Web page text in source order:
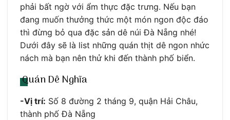
phải bất ngờ với ẩm thực đặc trưng. Nếu bạn
đang muốn thưởng thức một món ngon độc đáo
thì đừng bỏ qua đặc sản dê núi Đà Nẵng nhé!
Dưới đây sẽ là list những quán thịt dê ngon nhức
nách mà bạn nên thử khi đến thành phố biển.
Quán Dê Nghĩa
-Vị trí: Số 8 đường 2 tháng 9, quận Hải Châu,
thành phố Đà Nẵng